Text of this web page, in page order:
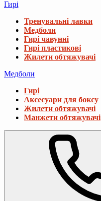
Гирі
Тренувальні лавки
Медболи
Гирі чавунні
Гирі пластикові
Жилети обтяжувачі
Медболи
Гирі
Аксесуари для боксу
Жилети обтяжувачі
Манжети обтяжувачі